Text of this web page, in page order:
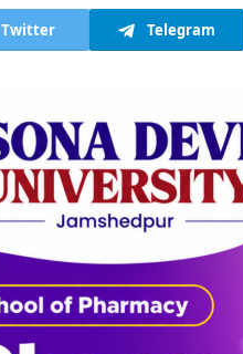
Twitter Telegram